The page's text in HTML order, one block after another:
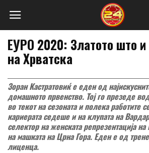
ЕУРО 2020: Златото што и
на Хрватска
Зоран Кастратовиќ е еден од
домашното првенство. Тој го презеде
во текот на сезоната и полека работите
кариерата седеше и на клупата на
селектор на женската репрезентација
на машката на Црна Гора. Еден е од
лиценца.